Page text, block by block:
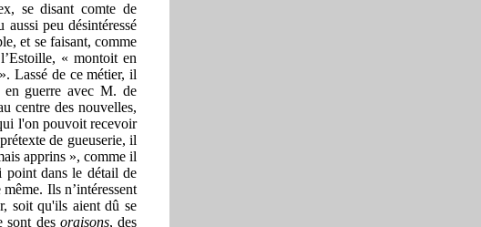
se disant comte de
peu désintéressé
et se faisant, comme
« montoit en
Lassé de ce métier, il
en guerre avec M. de
centre des nouvelles,
l'on pouvoit recevoir
de gueuserie, il
apprins », comme il
point dans le détail de
Ils n’intéressent
soit qu'ils aient dû se
sont des oraisons, des